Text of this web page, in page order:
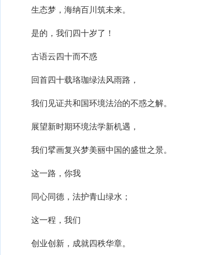
生态梦，海纳百川筑未来。
是的，我们四十岁了！
古语云四十而不惑
回首四十载珞珈绿法风雨路，
我们见证共和国环境法治的不惑之解。
展望新时期环境法学新机遇，
我们擘画复兴梦美丽中国的盛世之景。
这一路，你我
同心同德，法护青山绿水；
这一程，我们
创业创新，成就四秩华章。